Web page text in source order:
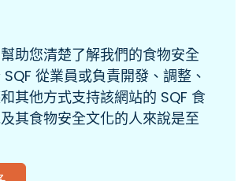
助您清楚了解我們的食物安全
從業員或負責開發、調整、
其他方式支持該網站的 SQF 食
其食物安全文化的人來說是至